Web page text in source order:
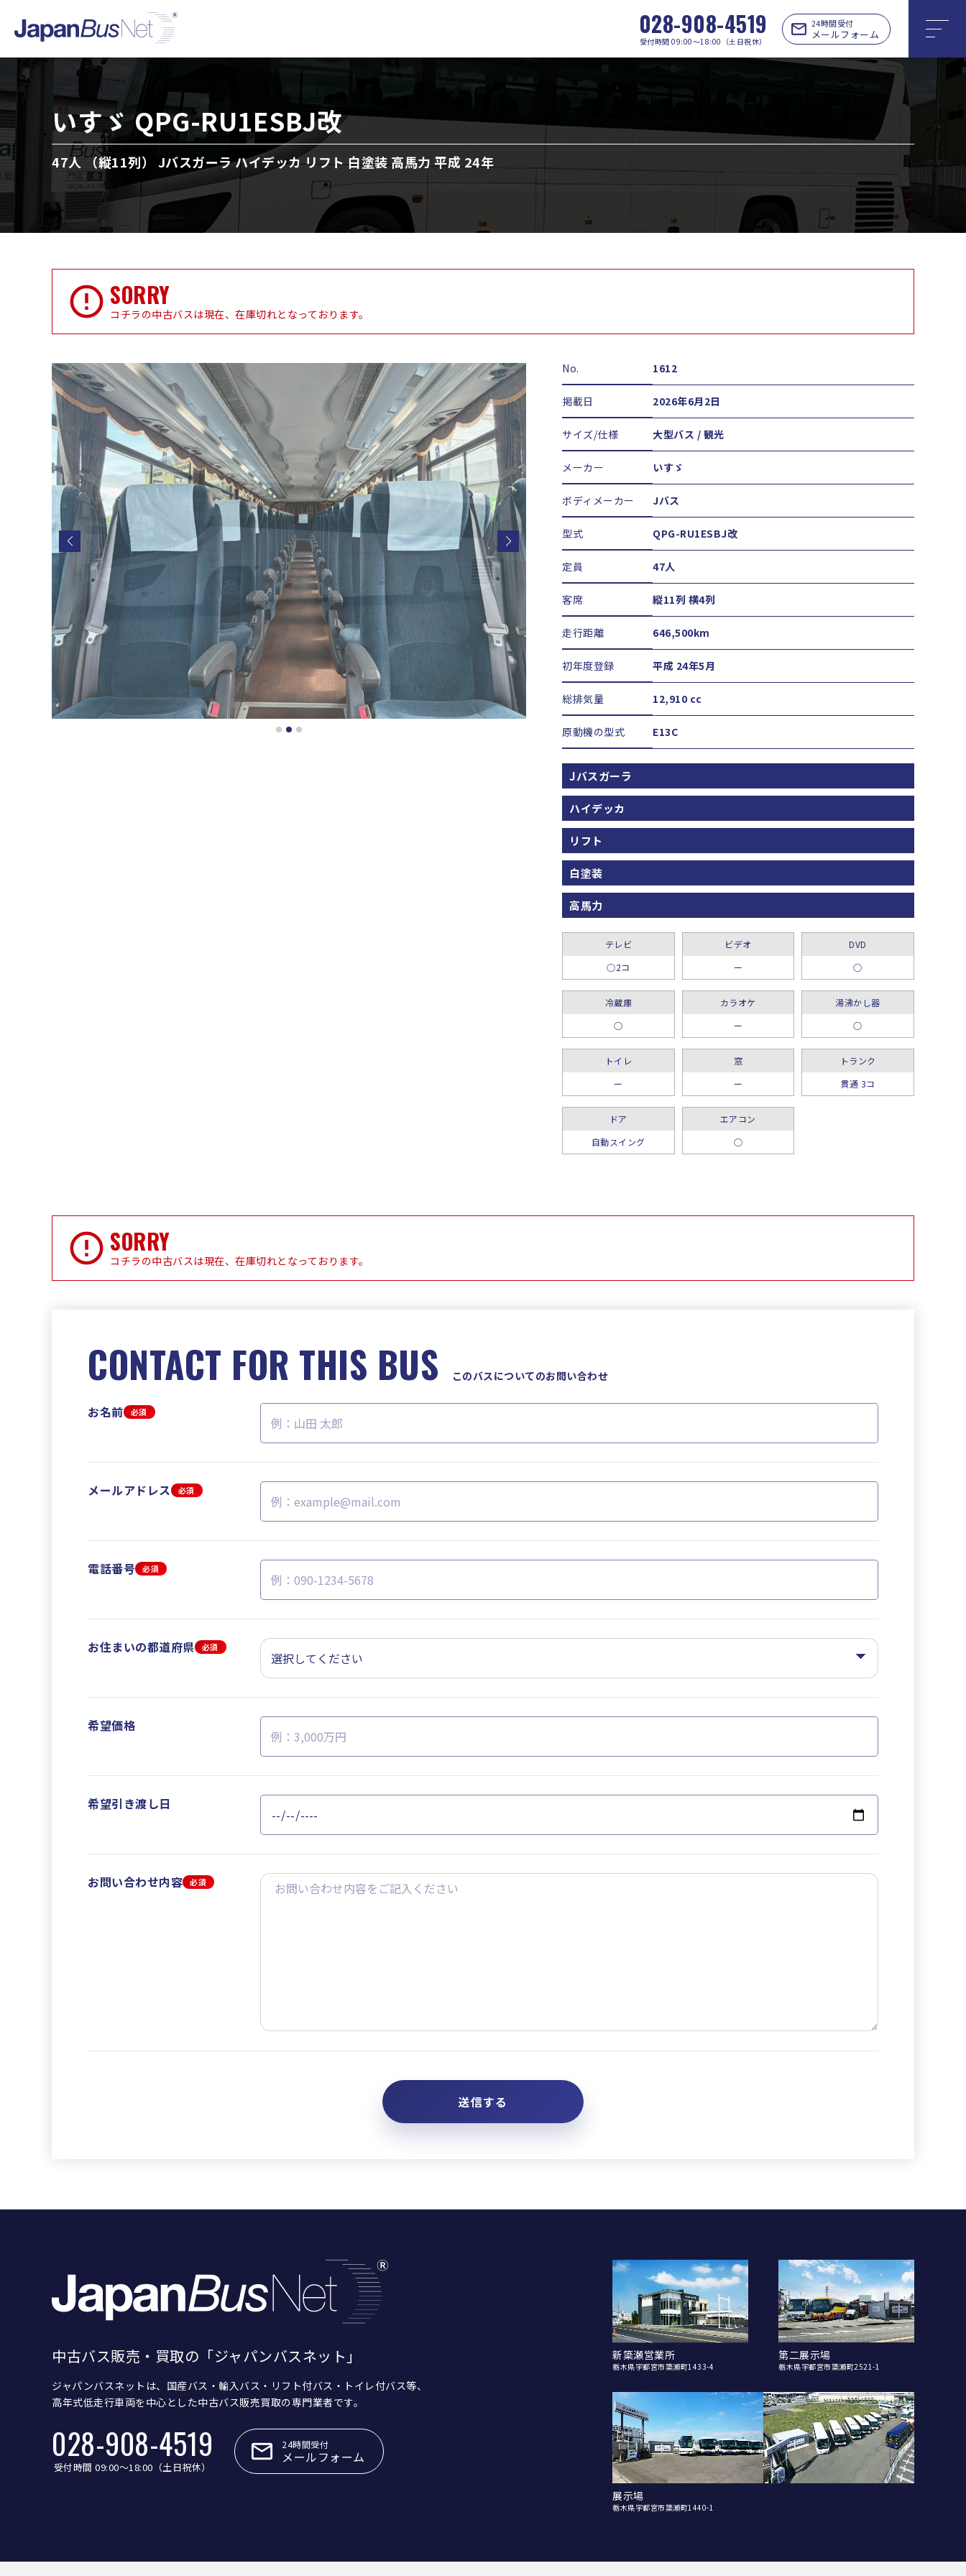
028-908-4519
受付時間 09:00〜18:00（土日祝休）
24時間受付
メールフォーム
いすゞ QPG-RU1ESBJ改
47人 （縦11列） Jバスガーラ ハイデッカ リフト 白塗装 高馬力 平成 24年
SORRY
コチラの中古バスは現在、在庫切れとなっております。
No. 1612
掲載日 2026年6月2日
サイズ/仕様 大型バス / 観光
メーカー いすゞ
ボディメーカー Jバス
型式 QPG-RU1ESBJ改
定員 47人
客席 縦11列 横4列
走行距離 646,500km
初年度登録 平成 24年5月
総排気量 12,910 cc
原動機の型式 E13C
Jバスガーラ
ハイデッカ
リフト
白塗装
高馬力
テレビ
○2コ
ビデオ
ー
DVD
○
冷蔵庫
○
カラオケ
ー
湯沸かし器
○
トイレ
ー
窓
ー
トランク
貫通 3コ
ドア
自動スイング
エアコン
○
SORRY
コチラの中古バスは現在、在庫切れとなっております。
CONTACT FOR THIS BUS このバスについてのお問い合わせ
お名前 必須
メールアドレス 必須
電話番号 必須
お住まいの都道府県 必須
希望価格
希望引き渡し日
お問い合わせ内容 必須
中古バス販売・買取の「ジャパンバスネット」
ジャパンバスネットは、国産バス・輸入バス・リフト付バス・トイレ付バス等、
高年式低走行車両を中心とした中古バス販売買取の専門業者です。
028-908-4519
受付時間 09:00〜18:00（土日祝休）
24時間受付
メールフォーム
新簗瀬営業所
栃木県宇都宮市簗瀬町1433-4
第二展示場
栃木県宇都宮市簗瀬町2521-1
展示場
栃木県宇都宮市簗瀬町1440-1